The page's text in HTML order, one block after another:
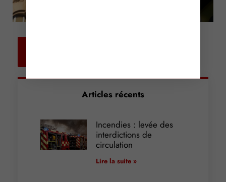
Articles récents
Incendies : levée des
interdictions de
circulation
Lire la suite »